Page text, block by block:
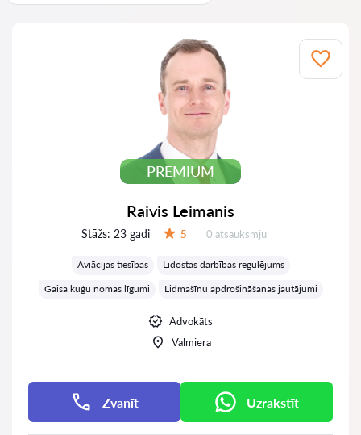
PREMIUM
Raivis Leimanis
Stāžs: 23 gadi 5 Atsauksmes:
0 atsauksmju
Aviācijas tiesības
Lidostas darbības regulējums
Gaisa kuģu nomas līgumi
Lidmašīnu apdrošināšanas jautājumi
Advokāts
Valmiera
Zvanīt Uzrakstīt